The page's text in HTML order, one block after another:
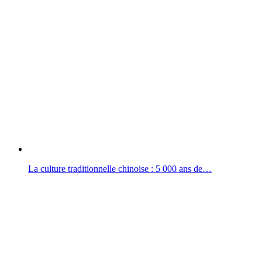
La culture traditionnelle chinoise : 5 000 ans de…